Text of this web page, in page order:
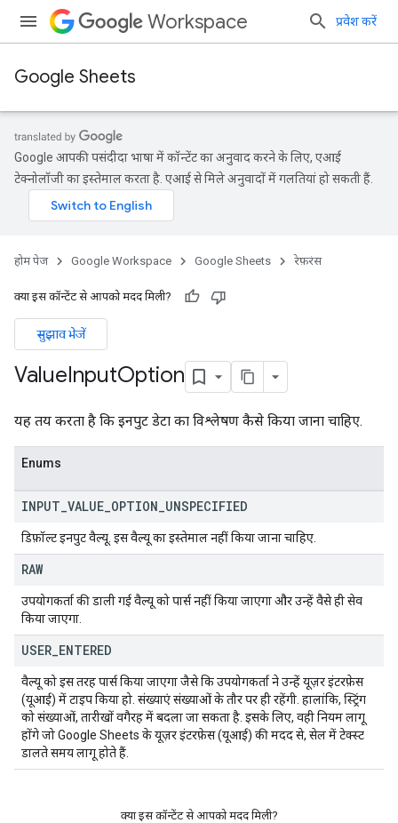
Workspace प्रवेश करें
Google Sheets
Google आपकी पसंदीदा भाषा में कॉन्टेंट का अनुवाद करने के लिए, एआई
टेक्नोलॉजी का इस्तेमाल करता है. एआई से मिले अनुवादों में गलतियां हो सकती हैं.
होम पेज Google Workspace Google Sheets रेफ़रंस
क्या इस कॉन्टेंट से आपको मदद मिली?
सुझाव भेजें
ValueInputOption
यह तय करता है कि इनपुट डेटा का विश्लेषण कैसे किया जाना चाहिए.
Enums
INPUT VALUE OPTION UNSPECIFIED
डिफ़ॉल्ट इनपुट वैल्यू. इस वैल्यू का इस्तेमाल नहीं किया जाना चाहिए.
RAW
उपयोगकर्ता की डाली गई वैल्यू को पार्स नहीं किया जाएगा और उन्हें वैसे ही सेव
किया जाएगा.
USER ENTERED
वैल्यू को इस तरह पार्स किया जाएगा जैसे कि उपयोगकर्ता ने उन्हें यूज़र इंटरफ़ेस
(यूआई) में टाइप किया हो. संख्याएं संख्याओं के तौर पर ही रहेंगी. हालांकि, स्ट्रिंग
को संख्याओं, तारीखों वगैरह में बदला जा सकता है. इसके लिए, वही नियम लागू
होंगे जो Google Sheets के यूज़र इंटरफ़ेस (यूआई) की मदद से, सेल में टेक्स्ट
डालते समय लागू होते हैं.
क्या इस कॉन्टेंट से आपको मदद मिली?